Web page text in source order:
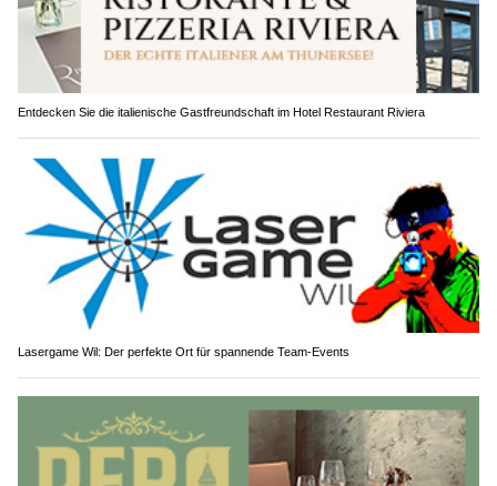
Entdecken Sie die italienische Gastfreundschaft im Hotel Restaurant Riviera
Lasergame Wil: Der perfekte Ort für spannende Team-Events